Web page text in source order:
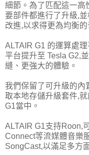
細節。為了匹配這一高
要部件都進行了升級,
改進,以求得更為均衡的
ALTAIR G1 的運算處
平台提升至 Tesla G2,
縫、更強大的體驗。
我們保留了可升級的內
取本地存儲升級套件,
G1當中。
ALTAIR G1支持Roon,
Connect等流媒體音樂
SongCast,以滿足多方